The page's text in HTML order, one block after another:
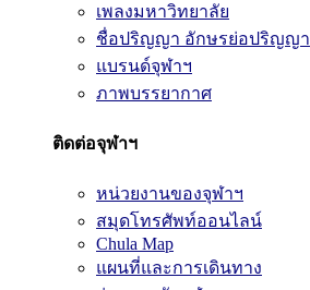
เพลงมหาวิทยาลัย
ชื่อปริญญา อักษรย่อปริญญา
แบรนด์จุฬาฯ
ภาพบรรยากาศ
ติดต่อจุฬาฯ
หน่วยงานของจุฬาฯ
สมุดโทรศัพท์ออนไลน์
Chula Map
แผนที่และการเดินทาง